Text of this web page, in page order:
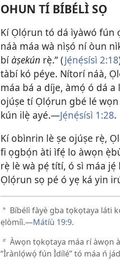
OHUN TÍ BÍBÉLÌ SỌ
Kí Ọlọ́run tó dá ìyàwó fún
náà máa wà nìṣó ní òun
bí àṣekún rẹ̀.” (Jẹ́nẹ́sísì 2:18
tàbí kó péye. Nítorí náà,
máa bá a díje, àmọ́ ó dá
ojúṣe tí Ọlọ́run gbé lé
kún ilẹ̀ ayé.—Jẹ́nẹ́sísì 1:28.
Kí obìnrin lè ṣe ojúṣe rẹ̀,
fi ọgbọ́n àti ìfẹ́ lo àwọn
rẹ̀ lè wà pẹ́ títí, ó sì máa
Ọlọ́run sọ pé ó yẹ ká yin
a Bíbélì fàyè gba tọkọtaya láti
ẹlòmíì.—Mátíù 19:9.
b Àwọn tọkọtaya máa rí àwọn
“Ìrànlọ́wọ́ fún Ìdílé” tó máa ń